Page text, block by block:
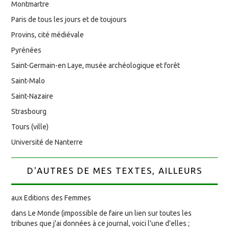
Montmartre
Paris de tous les jours et de toujours
Provins, cité médiévale
Pyrénées
Saint-Germain-en Laye, musée archéologique et forêt
Saint-Malo
Saint-Nazaire
Strasbourg
Tours (ville)
Université de Nanterre
D'AUTRES DE MES TEXTES, AILLEURS
aux Editions des Femmes
dans Le Monde (impossible de faire un lien sur toutes les
tribunes que j'ai données à ce journal, voici l'une d'elles ;